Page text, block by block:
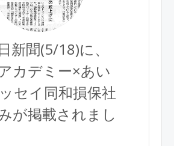
新聞(5/18)に、
カデミー×あい
セイ同和損保社
が掲載されまし